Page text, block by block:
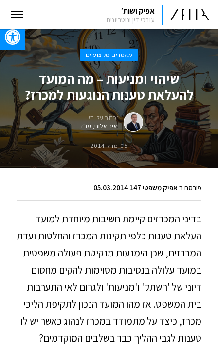
אפיק ושות׳
עורכי דין ונוטריונים
מאמרים מקצועיים
שיהוי ומניעות – מה המועד
להעלאת טענות הנוגעות למכרז?
נכתב על ידי
יאיר אלוני, עו"ד
05 מרץ 2014
פורסם ב אפיק משפטי 147 05.03.2014
בדיני המכרזים קיימת חשיבות מיוחדת למועד
העלאת טענות כלפי תקינות המכרז והחלטות ועדת
המכרזים, שכן הימנעות מנקיטת פעולה משפטית
במועד עלולה בנסיבות מסוימות להקים מחסום
דיוני של 'השתק' ו'מניעות' ולגרום לאי התערבות
בית המשפט. אז מהו המועד הנכון לתקיפת הליכי
מכרז, כיצד על מתמודד במכרז לנהוג כאשר יש לו
טענות לגבי ההליך כבר בשלבים המוקדמים?